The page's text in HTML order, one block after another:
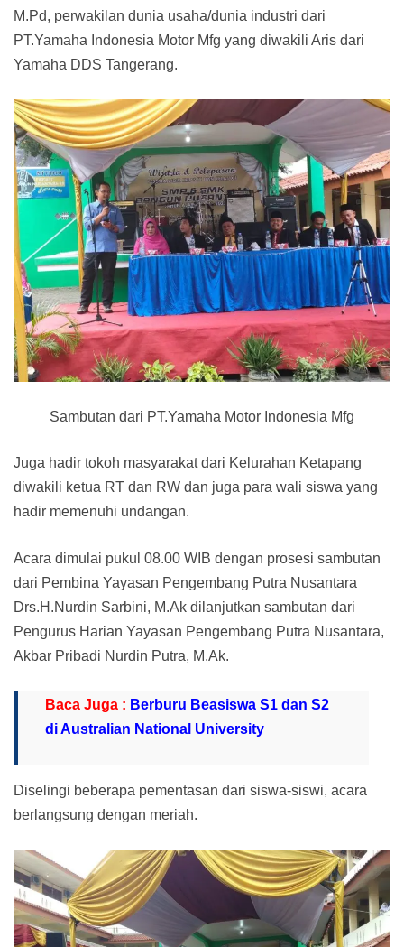
M.Pd, perwakilan dunia usaha/dunia industri dari
PT.Yamaha Indonesia Motor Mfg yang diwakili Aris dari
Yamaha DDS Tangerang.
Sambutan dari PT.Yamaha Motor Indonesia Mfg
Juga hadir tokoh masyarakat dari Kelurahan Ketapang
diwakili ketua RT dan RW dan juga para wali siswa yang
hadir memenuhi undangan.
Acara dimulai pukul 08.00 WIB dengan prosesi sambutan
dari Pembina Yayasan Pengembang Putra Nusantara
Drs.H.Nurdin Sarbini, M.Ak dilanjutkan sambutan dari
Pengurus Harian Yayasan Pengembang Putra Nusantara,
Akbar Pribadi Nurdin Putra, M.Ak.
Baca Juga : Berburu Beasiswa S1 dan S2
di Australian National University
Diselingi beberapa pementasan dari siswa-siswi, acara
berlangsung dengan meriah.